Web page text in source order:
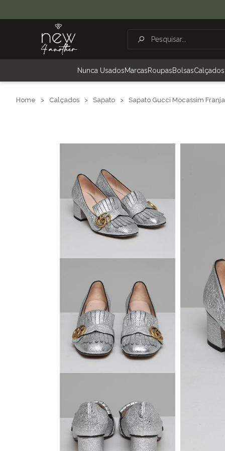
Nunca UsadosMarcasRoupasBolsasCalçados
Home > Calçados > Sapato > Sapato Gucci Mocassim